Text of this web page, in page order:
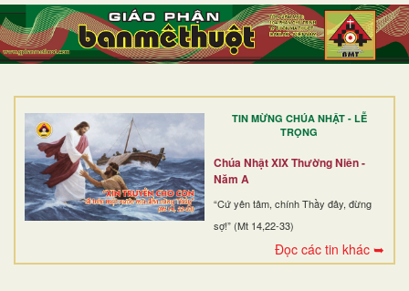
TIN MỪNG CHÚA NHẬT - LỄ
TRỌNG
Chúa Nhật XIX Thường Niên -
Năm A
“Cứ yên tâm, chính Thầy đây, đừng
sợ!” (Mt 14,22-33)
Đọc các tin khác ➥
TRANG NHẤT
GIỚI THIỆU
DÒNG TU
BAN MỤC VỤ
ĐOÀN THỂ CG
ĐIỂM HÀNH HƯƠNG